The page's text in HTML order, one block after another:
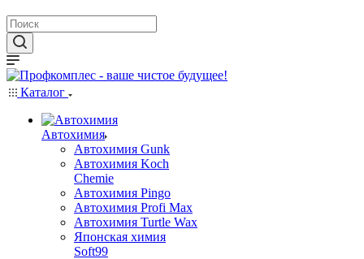
Каталог
Автохимия
Автохимия Gunk
Автохимия Koch
Chemie
Автохимия Pingo
Автохимия Profi Max
Автохимия Turtle Wax
Японская химия
Soft99